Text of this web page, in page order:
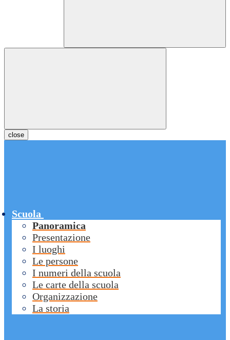
close
Scuola
Panoramica
Presentazione
I luoghi
Le persone
I numeri della scuola
Le carte della scuola
Organizzazione
La storia